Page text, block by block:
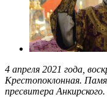
4 апреля 2021 года,
Крестопоклонная.
пресвитера Анкирского.